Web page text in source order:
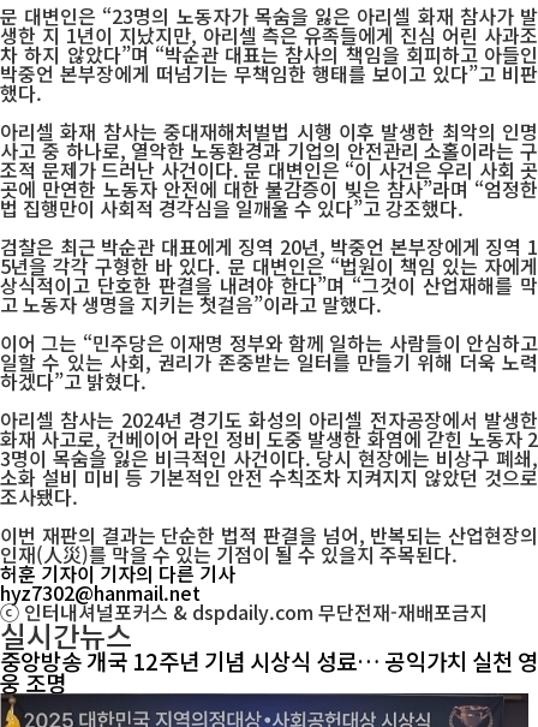
문 대변인은 “23명의 노동자가 목숨을 잃은 아리셀 화재 참사가 발
생한 지 1년이 지났지만, 아리셀 측은 유족들에게 진심 어린 사과조
차 하지 않았다”며 “박순관 대표는 참사의 책임을 회피하고 아들인
박중언 본부장에게 떠넘기는 무책임한 행태를 보이고 있다”고 비판
했다.
아리셀 화재 참사는 중대재해처벌법 시행 이후 발생한 최악의 인명
사고 중 하나로, 열악한 노동환경과 기업의 안전관리 소홀이라는 구
조적 문제가 드러난 사건이다. 문 대변인은 “이 사건은 우리 사회 곳
곳에 만연한 노동자 안전에 대한 불감증이 빚은 참사”라며 “엄정한
법 집행만이 사회적 경각심을 일깨울 수 있다”고 강조했다.
검찰은 최근 박순관 대표에게 징역 20년, 박중언 본부장에게 징역 1
5년을 각각 구형한 바 있다. 문 대변인은 “법원이 책임 있는 자에게
상식적이고 단호한 판결을 내려야 한다”며 “그것이 산업재해를 막
고 노동자 생명을 지키는 첫걸음”이라고 말했다.
이어 그는 “민주당은 이재명 정부와 함께 일하는 사람들이 안심하고
일할 수 있는 사회, 권리가 존중받는 일터를 만들기 위해 더욱 노력
하겠다”고 밝혔다.
아리셀 참사는 2024년 경기도 화성의 아리셀 전자공장에서 발생한
화재 사고로, 컨베이어 라인 정비 도중 발생한 화염에 갇힌 노동자 2
3명이 목숨을 잃은 비극적인 사건이다. 당시 현장에는 비상구 폐쇄,
소화 설비 미비 등 기본적인 안전 수칙조차 지켜지지 않았던 것으로
조사됐다.
이번 재판의 결과는 단순한 법적 판결을 넘어, 반복되는 산업현장의
인재(人災)를 막을 수 있는 기점이 될 수 있을지 주목된다.
허훈 기자이 기자의 다른 기사
hyz7302@hanmail.net
ⓒ 인터내셔널포커스 & dspdaily.com 무단전재-재배포금지
실시간뉴스
중앙방송 개국 12주년 기념 시상식 성료… 공익가치 실천 영
웅 조명